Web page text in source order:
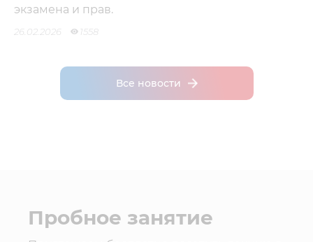
экзамена и прав.
26.02.2026 1558
Все новости
Пробное занятие